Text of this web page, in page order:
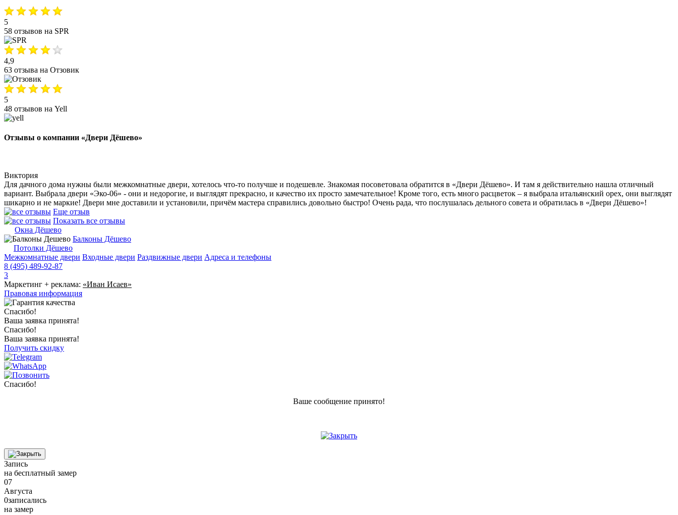
5
58 отзывов на SPR
4,9
63 отзыва на Отзовик
5
48 отзывов на Yell
Отзывы о компании «Двери Дёшево»
Виктория
Для дачного дома нужны были межкомнатные двери, хотелось что-то получше и подешевле. Знакомая посоветовала обратится в «Двери Дёшево». И там я действительно нашла отличный
вариант. Выбрала двери «Эко-06» - они и недорогие, и выглядят прекрасно, и качество их просто замечательное! Кроме того, есть много расцветок – я выбрала итальянский орех, они выглядят
шикарно и не маркие! Двери мне доставили и установили, причём мастера справились довольно быстро! Очень рада, что послушалась дельного совета и обратилась в «Двери Дёшево»!
Еще отзыв
Показать все отзывы
Окна Дёшево
Балконы Дёшево
Потолки Дёшево
Межкомнатные двери Входные двери Раздвижные двери Адреса и телефоны
8 (495) 489-92-87
3
Маркетинг + реклама: «Иван Исаев»
Правовая информация
Спасибо!
Ваша заявка принята!
Спасибо!
Ваша заявка принята!
Получить скидку
Спасибо!
Ваше сообщение принято!
Запись
на бесплатный замер
07
Августа
0записались
на замер